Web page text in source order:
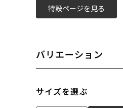
特設ページを見る
バリエーション
サイズを選ぶ